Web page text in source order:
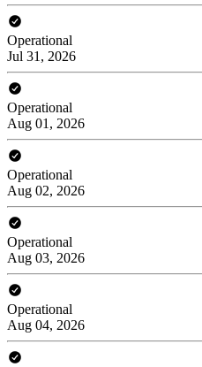
Operational
Jul 31, 2026
Operational
Aug 01, 2026
Operational
Aug 02, 2026
Operational
Aug 03, 2026
Operational
Aug 04, 2026